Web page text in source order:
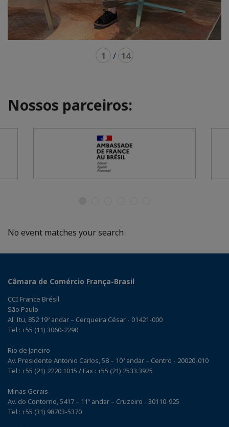
1 / 14
Nossos parceiros:
No event matches your search
Câmara de Comércio França-Brasil
CCI France Brésil
São Paulo
Al. Itu, 852 19º andar – Cerqueira César - 01421-000
Tel : +55 (11) 3060-2290
Rio de Janeiro
Av. Presidente Antonio Carlos, 58 – 10º andar – Centro - 20020-010
Tel : +55 (21) 2220.1015 / Fax : +55 (21) 2533.3925
Minas Gerais
Av. do Contorno, 5417 – 11º andar – Cruzeiro - 30110-925
Tel : +55 (31) 98703-5370